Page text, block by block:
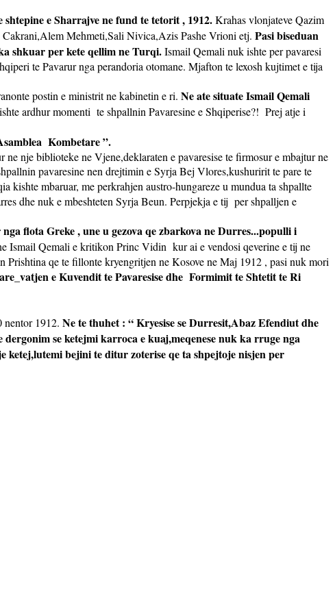
e Sharrajve ne fund te tetorit , 1912.Krahas vlonjateve Qazim
Mehmeti,Sali Nivica,Azis Pashe Vrioni etj. Pasi biseduan
shkuar per kete qellim ne Turqi.Ismail Qemali nuk ishte per pavaresi
te Pavarur nga perandoria otomane. Mjafton te lexosh kujtimet e tija
postin e ministrit ne kabinetin e ri. Ne ate situate Ismail Qemali
ardhur momenti te shpallnin Pavaresine e Shqiperise?! Prej atje i
Kombetare ”.
nje biblioteke ne Vjene,deklaraten e pavaresise te firmosur e mbajtur ne
pavaresine nen drejtimin e Syrja Bej Vlores,kushuririt te pare te
kishte mbaruar, me perkrahjen austro-hungareze u mundua ta shpallte
dhe nuk e mbeshteten Syrja Beun. Perpjekja e tij per shpalljen e
flota Greke , une u gezova qe zbarkova ne Durres...populli i
Ismail Qemali e kritikon Princ Vidin kur ai e vendosi qeverine e tij ne
qe te fillonte kryengritjen ne Kosove ne Maj 1912 , pasi nuk mori
e Kuvendit te Pavaresise dhe Formimit te Shtetit te Ri
nentor 1912. Ne te thuhet : “ Kryesise se Durresit,Abaz Efendiut dhe
se ketejmi karroca e kuaj,meqenese nuk ka rruge nga
bejini te ditur zoterise qe ta shpejtoje nisjen per